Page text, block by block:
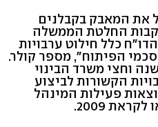
את המאבק בקבלנים
ב-2004, בעקבות החלטת הממשלה
כלל חילוט ערבויות
הפיתוח", מספר קולר.
וחצי משרד הבינוי
הקשורות לביצוע
פעילות המינהל
2009.